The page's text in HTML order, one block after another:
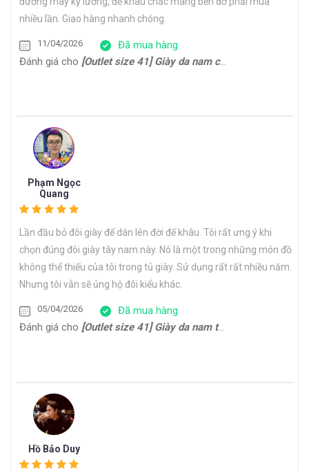
nhiều lần. Giao hàng nhanh chóng.
11/04/2026
Đã mua hàng
Đánh giá cho [Outlet size 41] Giày da nam cổ điển đế da bò Oxford 1701G
Phạm Ngọc
Quang
Lần đầu bỏ đôi giày đế dán lên đời đế khâu. Tôi rất ưng ý khi
chọn đúng đôi giày tây nam này. Nó là một trong những món đồ
không thể thiếu của tôi trong tủ giày. Sử dụng rất rất nhiều năm.
Nhưng tôi vẫn sẽ ủng hộ đôi kiểu khác.
05/04/2026
Đã mua hàng
Đánh giá cho [Outlet size 41] Giày da nam trẻ trung Derby CDB0170G
Hồ Bảo Duy